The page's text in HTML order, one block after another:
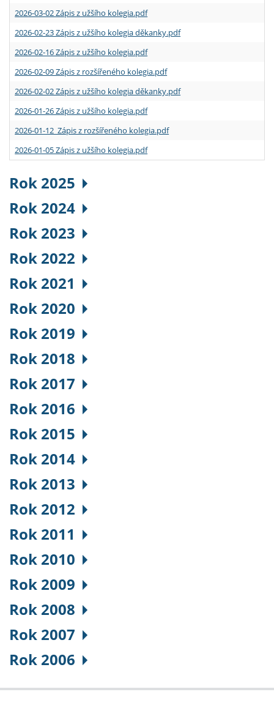
2026-03-02 Zápis z užšího kolegia.pdf
2026-02-23 Zápis z užšího kolegia děkanky.pdf
2026-02-16 Zápis z užšího kolegia.pdf
2026-02-09 Zápis z rozšířeného kolegia.pdf
2026-02-02 Zápis z užšího kolegia děkanky.pdf
2026-01-26 Zápis z užšího kolegia.pdf
2026-01-12 Zápis z rozšířeného kolegia.pdf
2026-01-05 Zápis z užšího kolegia.pdf
Rok 2025
Rok 2024
Rok 2023
Rok 2022
Rok 2021
Rok 2020
Rok 2019
Rok 2018
Rok 2017
Rok 2016
Rok 2015
Rok 2014
Rok 2013
Rok 2012
Rok 2011
Rok 2010
Rok 2009
Rok 2008
Rok 2007
Rok 2006